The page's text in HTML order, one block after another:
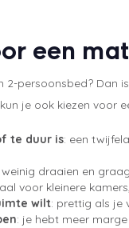
een
2-persoonsbed?
je ook kiezen voor
te duur is: een
weinig draaien en
voor kleinere
wilt: prettig als je
: je hebt meer